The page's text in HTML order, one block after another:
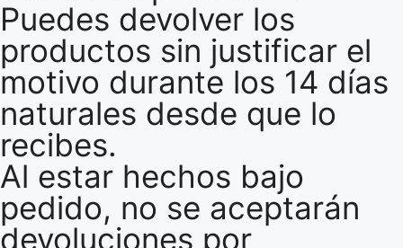
Puedes devolver los
productos sin justificar el
motivo durante los 14 días
naturales desde que lo
recibes.
Al estar hechos bajo
pedido, no se aceptarán
devoluciones por